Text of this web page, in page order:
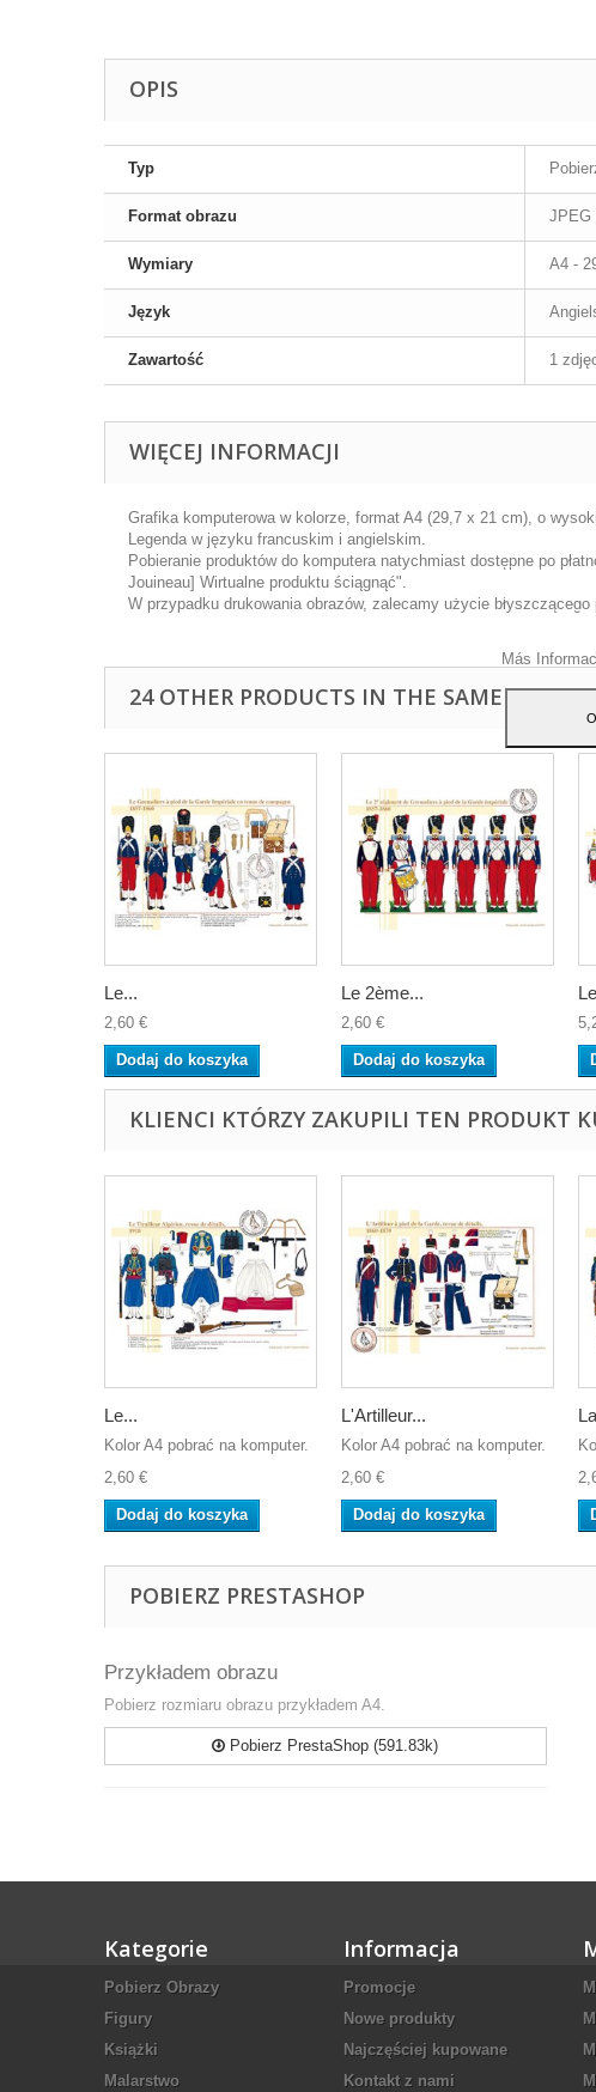
OPIS
Typ
Format obrazu JPEG
Wymiary A4 -
Język
Zawartość 1
WIĘCEJ INFORMACJI
Grafika komputerowa w kolorze, format A4 (29,7 x 21 cm), o
Legenda w języku francuskim i angielskim.
Pobieranie produktów do komputera natychmiast dostępne po
Jouineau] Wirtualne produktu ściągnąć".
W przypadku drukowania obrazów, zalecamy użycie błyszczącego
24 OTHER PRODUCTS IN THE SAME
Le...
2,60 €
Dodaj do koszyka
Le 2ème...
2,60 €
Dodaj do koszyka
KLIENCI KTÓRZY ZAKUPILI TEN PRODUKT
Le...
Kolor A4 pobrać na komputer.
2,60 €
Dodaj do koszyka
L'Artilleur...
Kolor A4 pobrać na komputer.
2,60 €
Dodaj do koszyka
POBIERZ PRESTASHOP
Przykładem obrazu
Pobierz rozmiaru obrazu przykładem A4.
Pobierz PrestaShop (591.83k)
Kategorie
Pobierz Obrazy
Figury
Książki
Malarstwo
Informacja
Promocje
Nowe produkty
Najczęściej kupowane
Kontakt z nami
Ta witryna
ulepszenia
analizuj?c
Más